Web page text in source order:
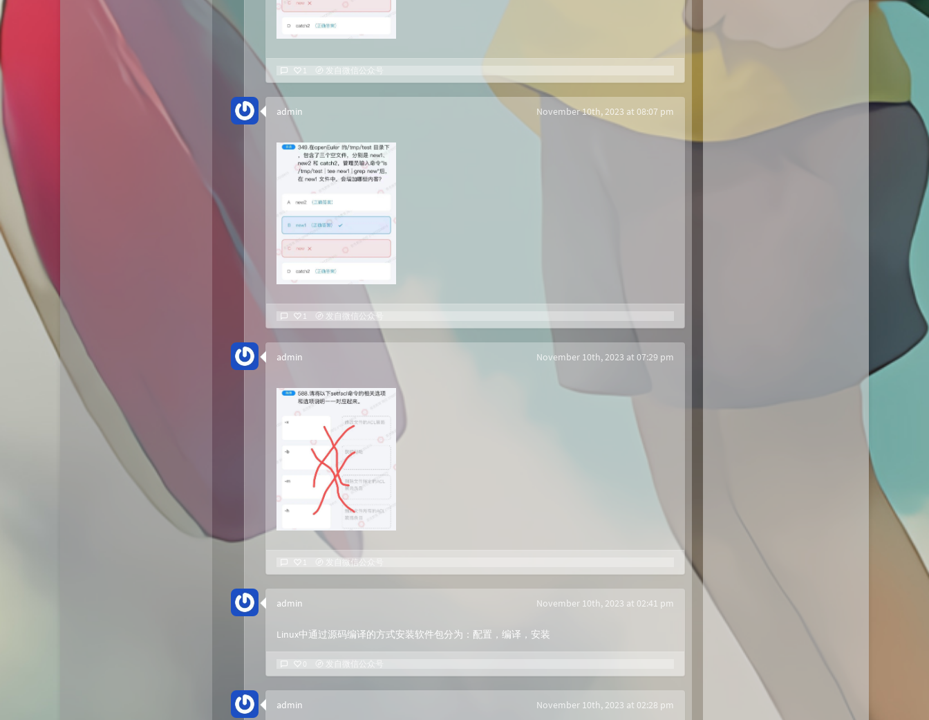
1 发自微信公众号
admin November 10th, 2023 at 08:07 pm
1 发自微信公众号
admin November 10th, 2023 at 07:29 pm
发自微信公众号
admin November 10th, 2023 at 02:41 pm
Linux中通过源码编译的方式安装软件包分为：配置，编译，安装
0 发自微信公众号
admin November 10th, 2023 at 02:28 pm